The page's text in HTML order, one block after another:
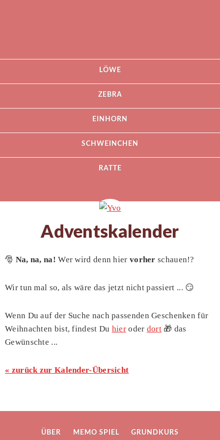
LÖWE
ZEBRA
EINHORN
SCHWEINCHEN
RATTE
Adventskalender
🎅 Na, na, na! Wer wird denn hier vorher schauen!?
Wir tun mal so, als wäre das jetzt nicht passiert ... 😏
Wenn Du auf der Suche nach passenden Geschenken für
Weihnachten bist, findest Du hieroder dort🎁 das
Gewünschte ...
« zurück zur Kalender-Übersicht
ÜBER MEMO SPIEL GRUNDKURS